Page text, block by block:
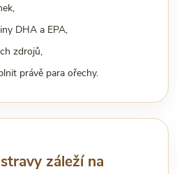
DHA a EPA,
zdrojů,
právě para ořechy.
záleží na